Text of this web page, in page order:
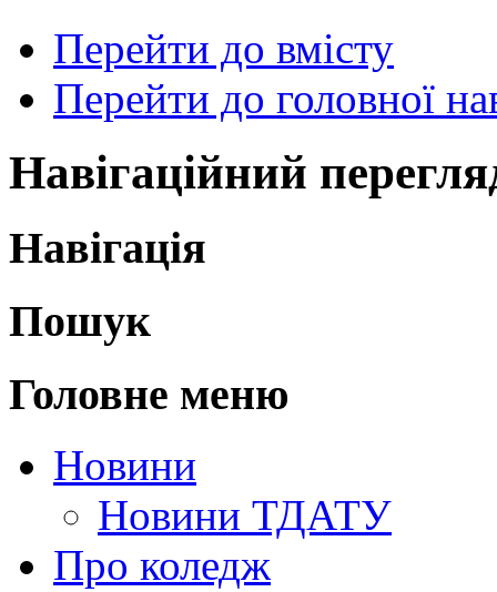
Перейти до вмісту
Перейти до головної
Навігаційний
Навігація
Пошук
Головне меню
Новини
Новини ТДАТУ
Про коледж